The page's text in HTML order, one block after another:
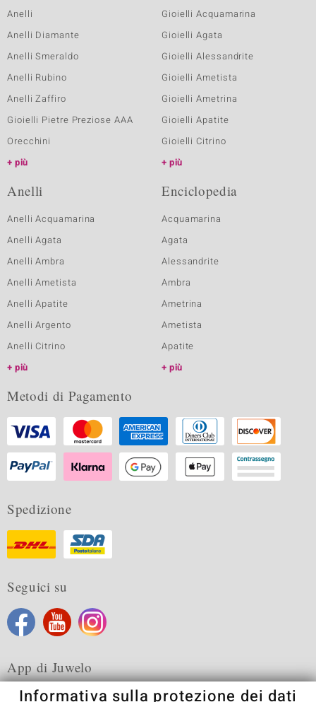
Anelli
Anelli Diamante
Anelli Smeraldo
Anelli Rubino
Anelli Zaffiro
Gioielli Pietre Preziose AAA
Orecchini
più
Gioielli Acquamarina
Gioielli Agata
Gioielli Alessandrite
Gioielli Ametista
Gioielli Ametrina
Gioielli Apatite
Gioielli Citrino
più
Anelli
Anelli Acquamarina
Anelli Agata
Anelli Ambra
Anelli Ametista
Anelli Apatite
Anelli Argento
Anelli Citrino
più
Enciclopedia
Acquamarina
Agata
Alessandrite
Ambra
Ametrina
Ametista
Apatite
più
Metodi di Pagamento
Spedizione
Seguici su
App di Juwelo
Informativa sulla protezione dei dati